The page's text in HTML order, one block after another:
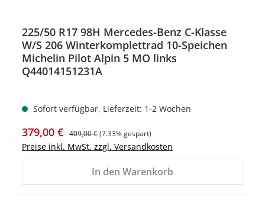
225/50 R17 98H Mercedes-Benz C-Klasse
W/S 206 Winterkomplettrad 10-Speichen
Michelin Pilot Alpin 5 MO links
Q44014151231A
Sofort verfügbar, Lieferzeit: 1-2 Wochen
Verkaufspreis:
379,00 € Regulärer Preis:
409,00 €(7.33% gespart)
Preise inkl. MwSt. zzgl. Versandkosten
In den Warenkorb